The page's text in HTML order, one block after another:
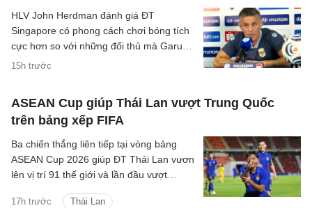
15h trước
HLV John Herdman đánh giá ĐT
Singapore có phong cách chơi bóng tích
cực hơn so với những đối thủ mà Garuda
đã gặp trước đó.
ASEAN Cup giúp Thái Lan vượt Trung Quốc
trên bảng xếp FIFA
17h trước Thái Lan
Ba chiến thắng liên tiếp tại vòng bảng
ASEAN Cup 2026 giúp ĐT Thái Lan vươn
lên vị trí 91 thế giới và lần đầu vượt